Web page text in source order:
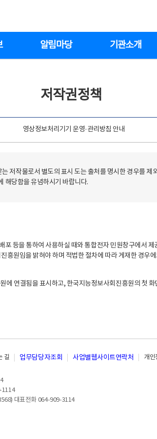
알림마당 기관소개
저작권정책
영상정보처리기기 운영·관리방침 안내
저작물로서 별도의 표시 도는 출처를 명시한 경우를
해당함을 유념하시기 바랍니다.
등을 통하여 사용하실 때와 통합전자 민원창구에서
원임을 밝혀야 하며 적법한 절차에 따라 게재한 경우
연결됨을 표시하고, 한국지능정보사회진흥원의 첫
길 업무담당자조회 사업별웹사이트연락처 개인
1114
대표전화 064-909-3114